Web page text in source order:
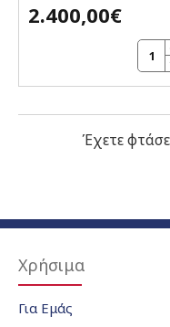
2.400,00€
Έχετε
Χρήσιμα
Για Εμάς